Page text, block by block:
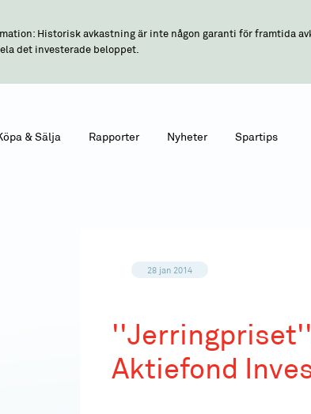
Historisk avkastning är inte någon garanti för framtida
det investerade beloppet.
& Sälja Rapporter Nyheter Spartips
28 jan 2014
Aktiefond